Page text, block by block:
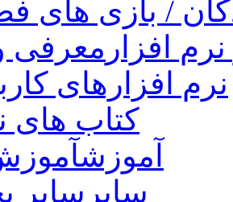
/ بازی های
افزار معرفی
نرم افزارهای
کتاب های
آموزش
سایر سایر